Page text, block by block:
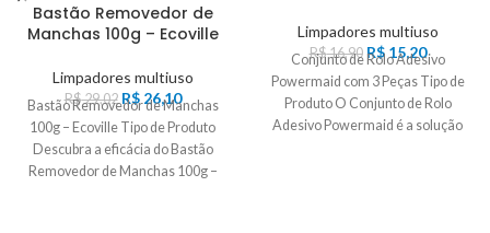
Bastão Removedor de
Manchas 100g – Ecoville
Limpadores multiuso
R$29,02 R$26,10
Bastão Removedor de Manchas
100g – Ecoville Tipo de Produto
Descubra a eficácia do Bastão
Removedor de Manchas 100g –
Limpadores multiuso
R$16,90 R$15,20
Conjunto de Rolo Adesivo
Powermaid com 3 Peças Tipo de
Produto O Conjunto de Rolo
Adesivo Powermaid é a solução